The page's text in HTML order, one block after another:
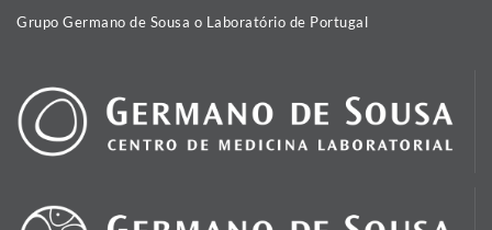
Grupo Germano de Sousa o Laboratório de Portugal